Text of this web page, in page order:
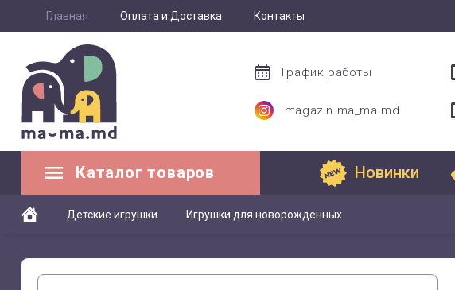
Главная Оплата и Доставка Контакты
График работы
magazin.ma_ma.md
Каталог товаров Новинки
Детские игрушки Игрушки для новорожденных